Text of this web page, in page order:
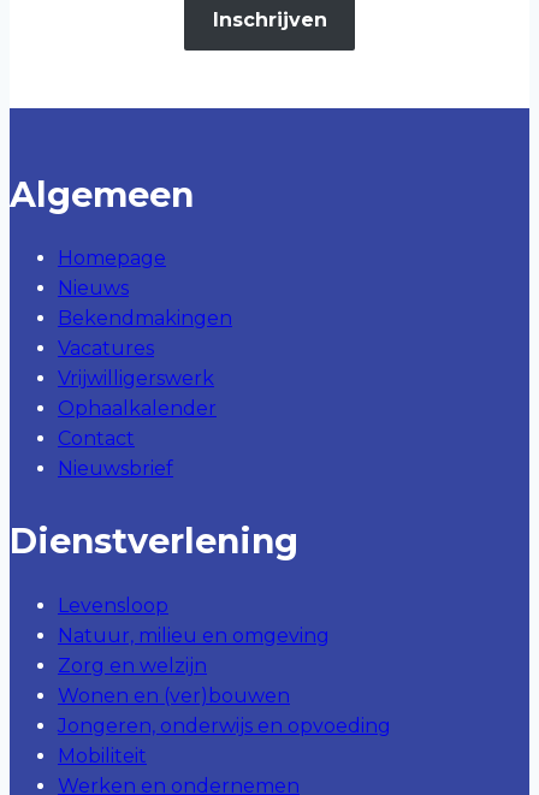
Inschrijven
Algemeen
Homepage
Nieuws
Bekendmakingen
Vacatures
Vrijwilligerswerk
Ophaalkalender
Contact
Nieuwsbrief
Dienstverlening
Levensloop
Natuur, milieu en omgeving
Zorg en welzijn
Wonen en (ver)bouwen
Jongeren, onderwijs en opvoeding
Mobiliteit
Werken en ondernemen